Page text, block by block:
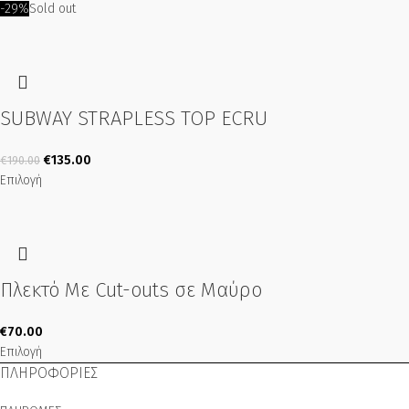
-29%Sold out
SUBWAY STRAPLESS TOP ECRU
€190.00 €135.00
Επιλογή
Πλεκτό Με Cut-outs σε Μαύρο
€70.00
Επιλογή
ΠΛΗΡΟΦΟΡΙΕΣ